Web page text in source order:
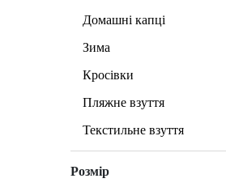
Домашні капці
Зима
Кросівки
Пляжне взуття
Текстильне взуття
Розмір